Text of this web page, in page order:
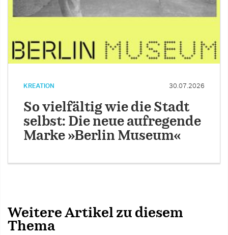
KREATION 30.07.2026
So vielfältig wie die Stadt
selbst: Die neue aufregende
Marke »Berlin Museum«
Weitere Artikel zu diesem
Thema